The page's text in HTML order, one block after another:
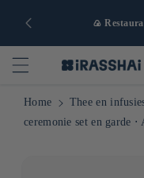
🍙
Home Thee en
ceremonie set en garde ⋅